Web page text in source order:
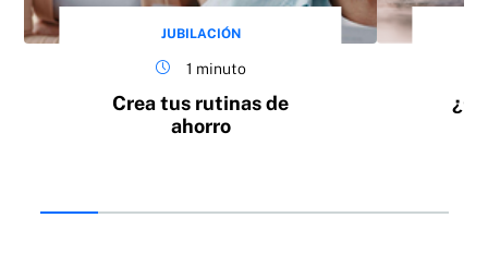
JUBILACIÓN
1 minuto
Crea tus rutinas de
ahorro